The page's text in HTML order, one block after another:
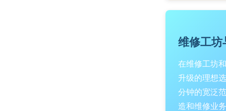
维修工坊
在维修工坊
升级的理想
分钟的宽泛
造和维修业